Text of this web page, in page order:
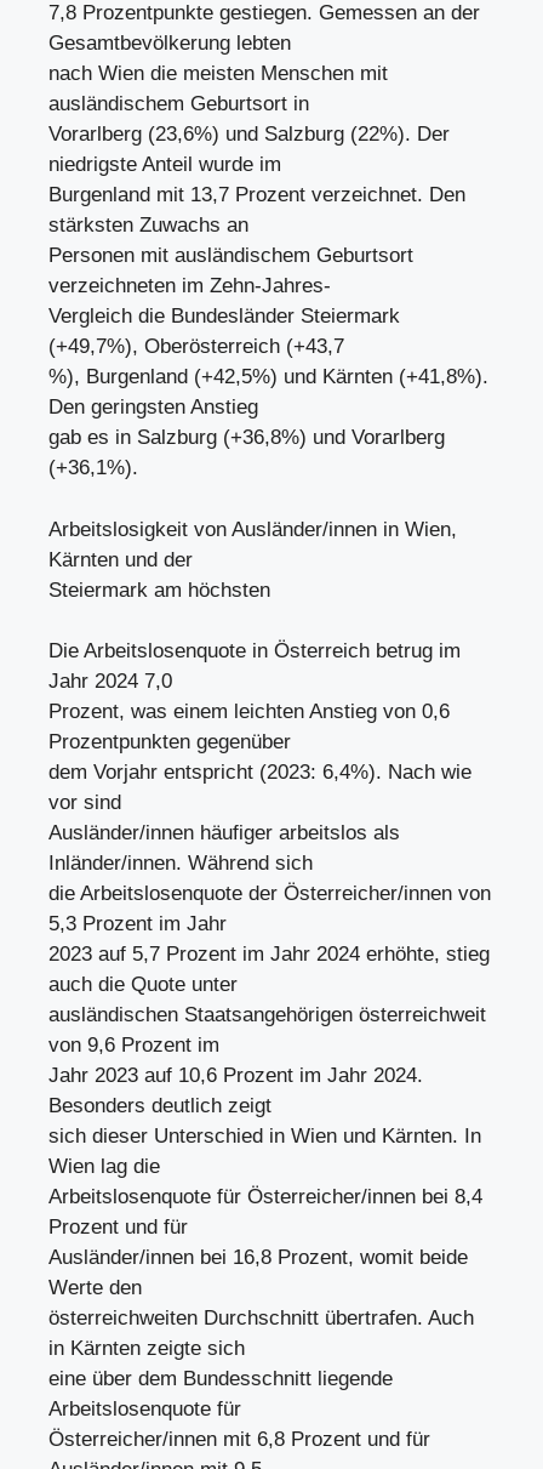
7,8 Prozentpunkte gestiegen. Gemessen an der
Gesamtbevölkerung lebten
nach Wien die meisten Menschen mit
ausländischem Geburtsort in
Vorarlberg (23,6%) und Salzburg (22%). Der
niedrigste Anteil wurde im
Burgenland mit 13,7 Prozent verzeichnet. Den
stärksten Zuwachs an
Personen mit ausländischem Geburtsort
verzeichneten im Zehn-Jahres-
Vergleich die Bundesländer Steiermark
(+49,7%), Oberösterreich (+43,7
%), Burgenland (+42,5%) und Kärnten (+41,8%).
Den geringsten Anstieg
gab es in Salzburg (+36,8%) und Vorarlberg
(+36,1%).
Arbeitslosigkeit von Ausländer/innen in Wien,
Kärnten und der
Steiermark am höchsten
Die Arbeitslosenquote in Österreich betrug im
Jahr 2024 7,0
Prozent, was einem leichten Anstieg von 0,6
Prozentpunkten gegenüber
dem Vorjahr entspricht (2023: 6,4%). Nach wie
vor sind
Ausländer/innen häufiger arbeitslos als
Inländer/innen. Während sich
die Arbeitslosenquote der Österreicher/innen von
5,3 Prozent im Jahr
2023 auf 5,7 Prozent im Jahr 2024 erhöhte, stieg
auch die Quote unter
ausländischen Staatsangehörigen österreichweit
von 9,6 Prozent im
Jahr 2023 auf 10,6 Prozent im Jahr 2024.
Besonders deutlich zeigt
sich dieser Unterschied in Wien und Kärnten. In
Wien lag die
Arbeitslosenquote für Österreicher/innen bei 8,4
Prozent und für
Ausländer/innen bei 16,8 Prozent, womit beide
Werte den
österreichweiten Durchschnitt übertrafen. Auch
in Kärnten zeigte sich
eine über dem Bundesschnitt liegende
Arbeitslosenquote für
Österreicher/innen mit 6,8 Prozent und für